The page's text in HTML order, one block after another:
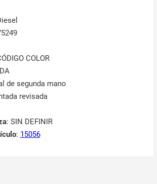
COLOR
de segunda mano
revisada
: SIN DEFINIR
: 15056